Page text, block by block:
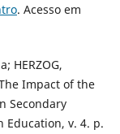
. Acesso em
HERZOG,
Impact of the
Secondary
Education, v. 4. p.